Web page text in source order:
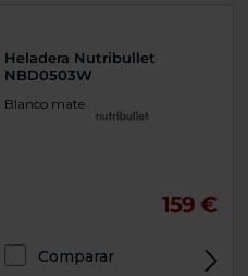
Heladera Nutribullet
NBD0503W
Blanco mate
159 €
Comparar